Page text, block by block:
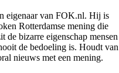
eigenaar van FOK.nl. Hij is
Rotterdamse mening die
de bizarre eigenschap mensen
de bedoeling is. Houdt van
nieuws met een mening.